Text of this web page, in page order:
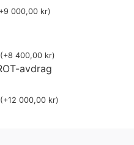
+9 000,00 kr)
(+8 400,00 kr)
avdrag
(+12 000,00 kr)